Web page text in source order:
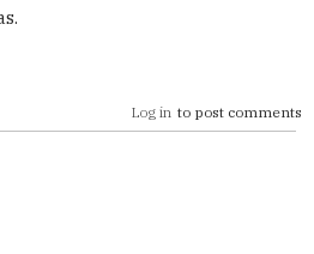
Log in to post comments